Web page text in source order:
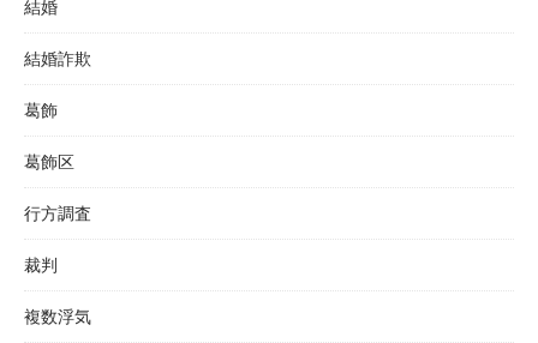
結婚
結婚詐欺
葛飾
葛飾区
行方調査
裁判
複数浮気